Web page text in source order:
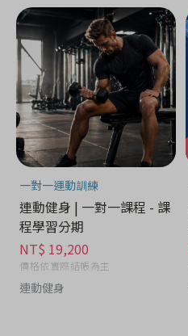
一對一運動訓練
連動健身 | 一對一課程 - 課
程學習分期
NT$ 19,200
價格依實際結帳為主
連動健身